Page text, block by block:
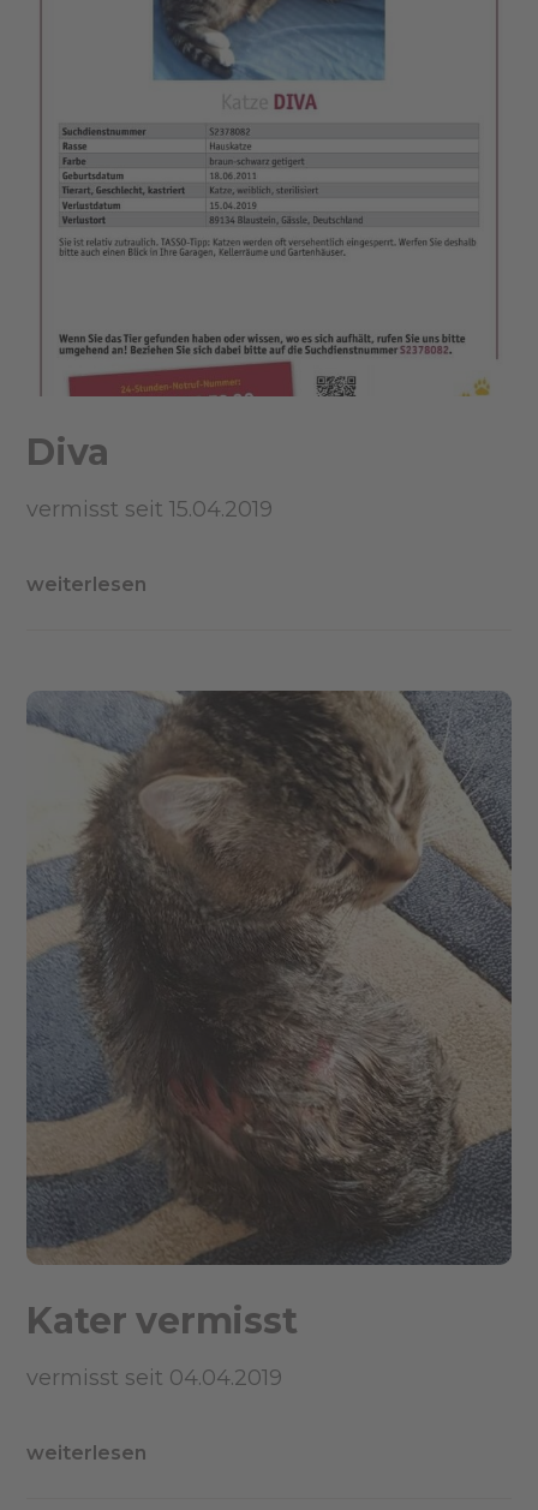
Diva
vermisst seit 15.04.2019
weiterlesen
Kater vermisst
vermisst seit 04.04.2019
weiterlesen